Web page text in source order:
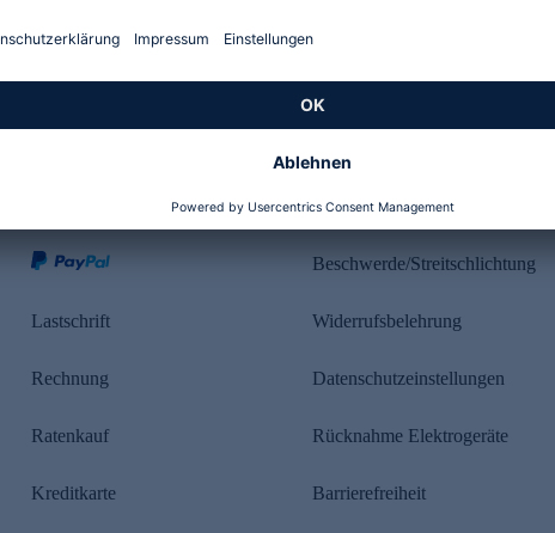
Lastschrift
Rechnung
Ratenkauf
Kreditkarte
Rechtliches
Beschwerde/Streitschlichtung
Widerrufsbelehrung
Datenschutzeinstellungen
Rücknahme Elektrogeräte
Barrierefreiheit